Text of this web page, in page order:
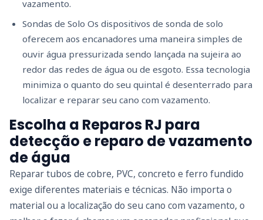
vazamento.
Sondas de Solo Os dispositivos de sonda de solo
oferecem aos encanadores uma maneira simples de
ouvir água pressurizada sendo lançada na sujeira ao
redor das redes de água ou de esgoto. Essa tecnologia
minimiza o quanto do seu quintal é desenterrado para
localizar e reparar seu cano com vazamento.
Escolha a Reparos RJ para
detecção e reparo de vazamento
de água
Reparar tubos de cobre, PVC, concreto e ferro fundido
exige diferentes materiais e técnicas. Não importa o
material ou a localização do seu cano com vazamento, o